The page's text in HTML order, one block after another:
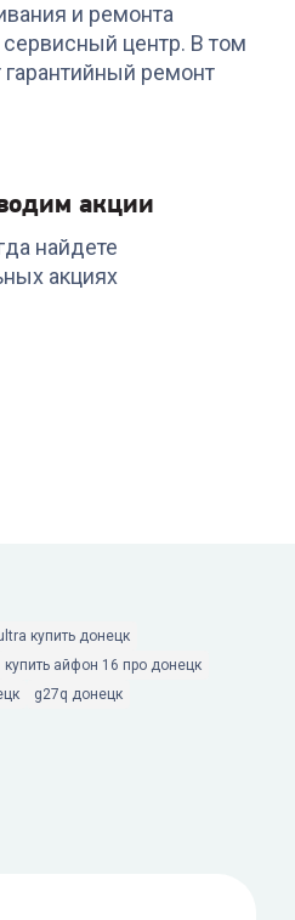
FreeBuds SE 2 Ceramic
White
+68 бонусов
и ремонта
сервисный центр. В том
ремонт
акции
найдете
акциях
купить донецк
купить айфон 16 про донецк
g27q донецк